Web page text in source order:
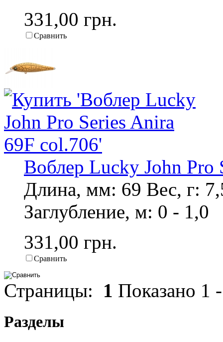
331,00 грн.
Сравнить
Воблер Lucky John Pro
Длина, мм: 69 Вес, г:
Заглубление, м: 0 - 1,0
331,00 грн.
Сравнить
Страницы: 1 Показано 1
Разделы